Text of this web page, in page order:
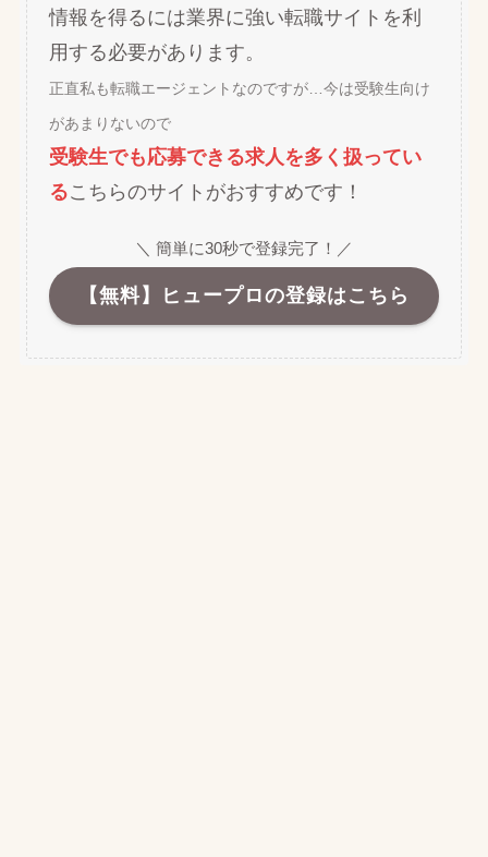
情報を得るには業界に強い転職サイトを利
用する必要があります。
正直私も転職エージェントなのですが…今は受験生向け
があまりないので
受験生でも応募できる求人を多く扱ってい
るこちらのサイトがおすすめです！
＼ 簡単に30秒で登録完了！／
【無料】ヒュープロの登録はこちら